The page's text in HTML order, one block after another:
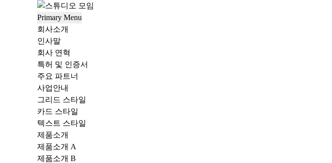
Primary Menu
회사소개
인사말
회사 연혁
특허 및 인증서
주요 파트너
사업안내
그리드 스타일
카드 스타일
텍스트 스타일
제품소개
제품소개 A
제품소개 B